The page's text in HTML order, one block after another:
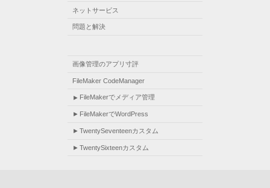
ネットサービス
問題と解決
画像管理のアプリ寸評
FileMaker CodeManager
FileMakerでメディア管理
FileMakerでWordPress
TwentySeventeenカスタム
TwentySixteenカスタム